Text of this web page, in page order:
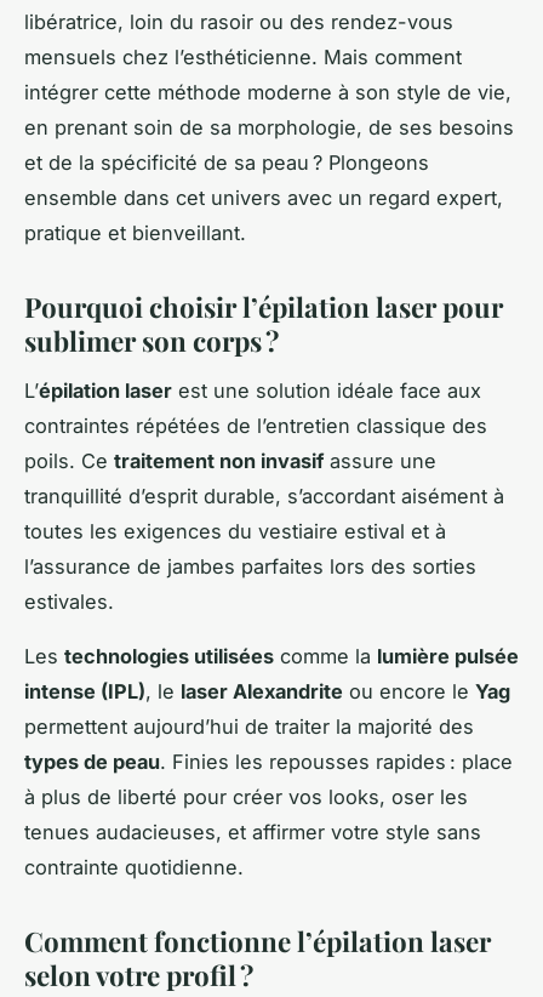
libératrice, loin du rasoir ou des rendez-vous
mensuels chez l’esthéticienne. Mais comment
intégrer cette méthode moderne à son style de vie,
en prenant soin de sa morphologie, de ses besoins
et de la spécificité de sa peau ? Plongeons
ensemble dans cet univers avec un regard expert,
pratique et bienveillant.
Pourquoi choisir l’épilation laser pour
sublimer son corps ?
L’épilation laser est une solution idéale face aux
contraintes répétées de l’entretien classique des
poils. Ce traitement non invasifassure une
tranquillité d’esprit durable, s’accordant aisément à
toutes les exigences du vestiaire estival et à
l’assurance de jambes parfaites lors des sorties
estivales.
Les technologies utilisées comme la lumière pulsée
intense (IPL), le laser Alexandrite ou encore le Yag
permettent aujourd’hui de traiter la majorité des
types de peau. Finies les repousses rapides : place
à plus de liberté pour créer vos looks, oser les
tenues audacieuses, et affirmer votre style sans
contrainte quotidienne.
Comment fonctionne l’épilation laser
selon votre profil ?